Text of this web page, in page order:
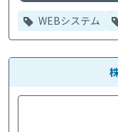
WEBシステム